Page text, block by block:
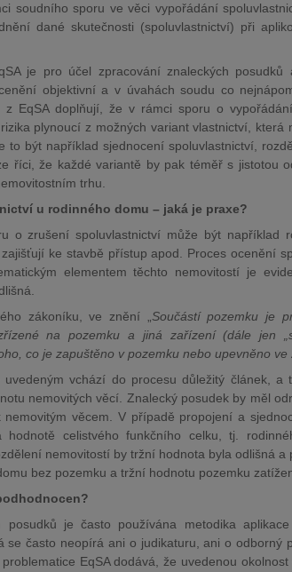
soudního sporu ve věci vypořádání
dané skutečnosti (spoluvlastnictví) při
je pro účel zpracování znaleckých posudků
objektivní a v úvahách soudu co
z EqSA doplňují, že v rámci sporu o
plynoucí z možných variant vlastnictví, která
to být například sjednocení spoluvlastnictví,
říci, že každé variantě by pak téměř s jistotou
trhu.
u rodinného domu – jaká je praxe?
o zrušení spoluvlastnictví může být například
ke stavbě přístup apod. Proces ocenění
elementem těchto nemovitostí je
zákoníku, ve znění „ Součástí pozemku je
na pozemku a jiná zařízení (dále jen
co je zapuštěno v pozemku nebo upevněno ve
uvedeným vchází do procesu důležitý článek, a
nemovitých věcí. Znalecký posudek by měl
nemovitým věcem. V případě propojení a
hodnotě celistvého funkčního celku, tj.
nemovitostí by tržní hodnota byla odlišná
bez pozemku a tržní hodnotu pozemku
posudků je často používána metodika aplikace
se často neopírá ani o judikaturu, ani o odborný
EqSA dodává, že uvedenou